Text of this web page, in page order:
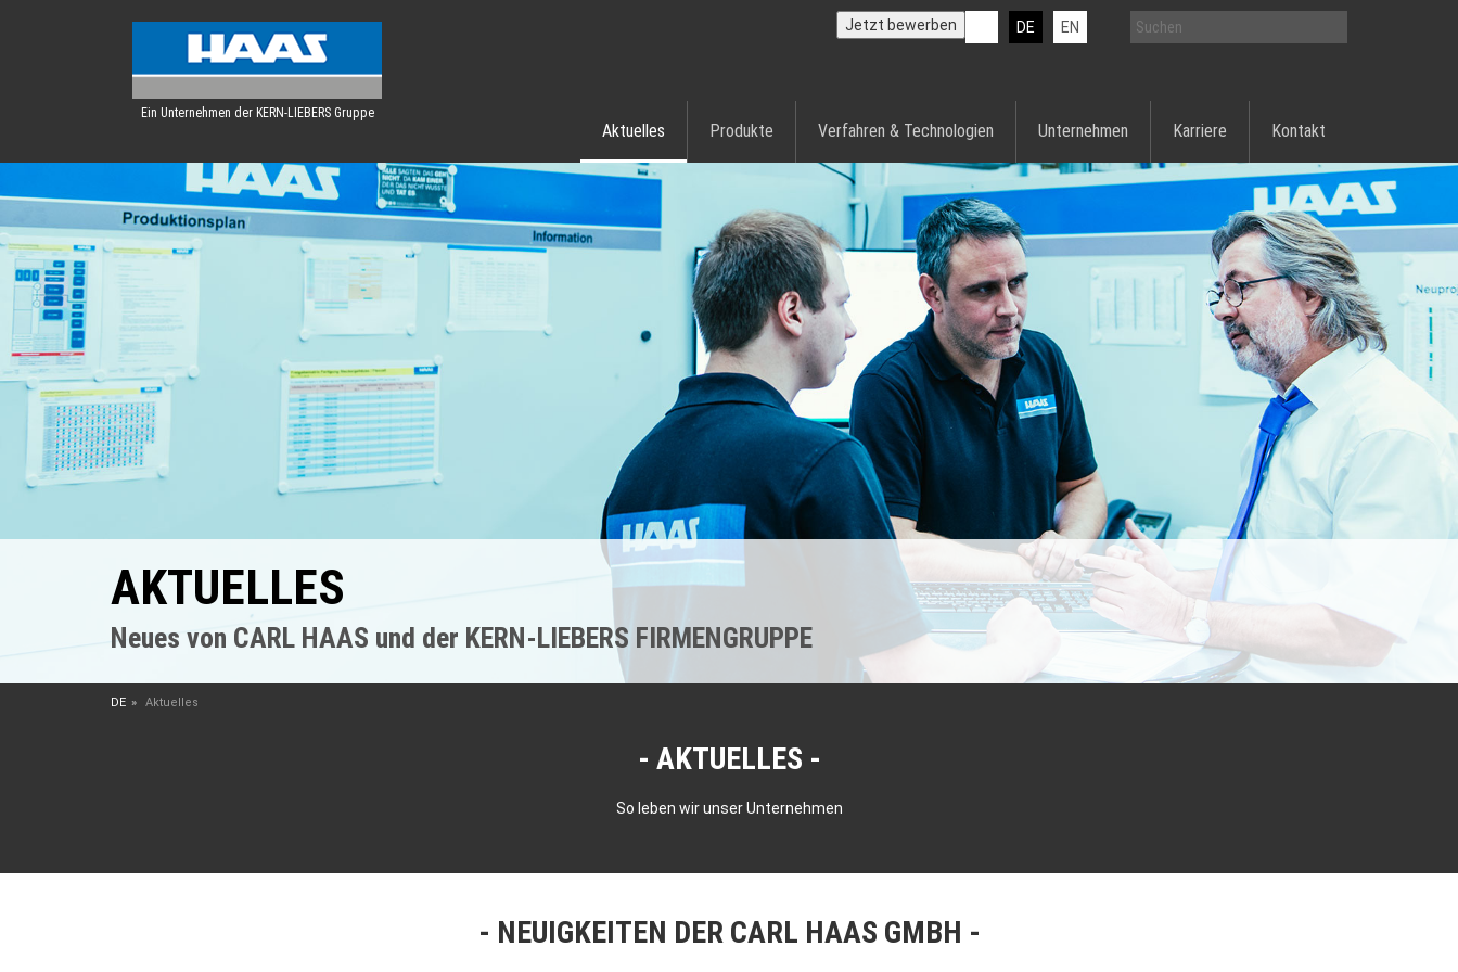
Ein Unternehmen der KERN-LIEBERS Gruppe
DE EN
Jetzt bewerben
Aktuelles Produkte Verfahren & Technologien Unternehmen Karriere Kontakt
AKTUELLES
Neues von CARL HAAS und der KERN-LIEBERS FIRMENGRUPPE
DE Aktuelles
AKTUELLES
So leben wir unser Unternehmen
NEUIGKEITEN DER CARL HAAS GMBH